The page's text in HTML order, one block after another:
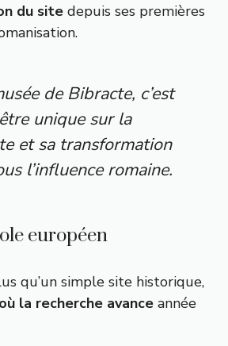
du site depuis ses premières
de Bibracte, c’est
unique sur la
et sa transformation
l’influence romaine.
européen
qu’un simple site historique,
la recherche avance année